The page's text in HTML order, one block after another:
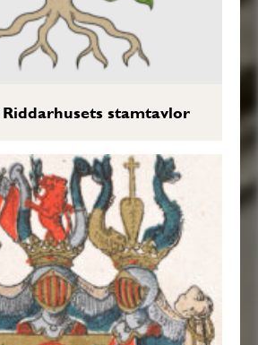
Riddarhusets stamtavlor